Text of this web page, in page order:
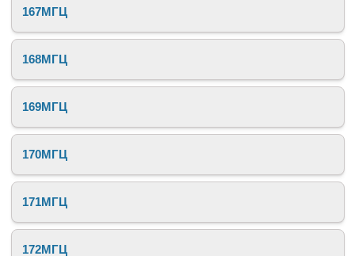
167МГЦ
168МГЦ
169МГЦ
170МГЦ
171МГЦ
172МГЦ